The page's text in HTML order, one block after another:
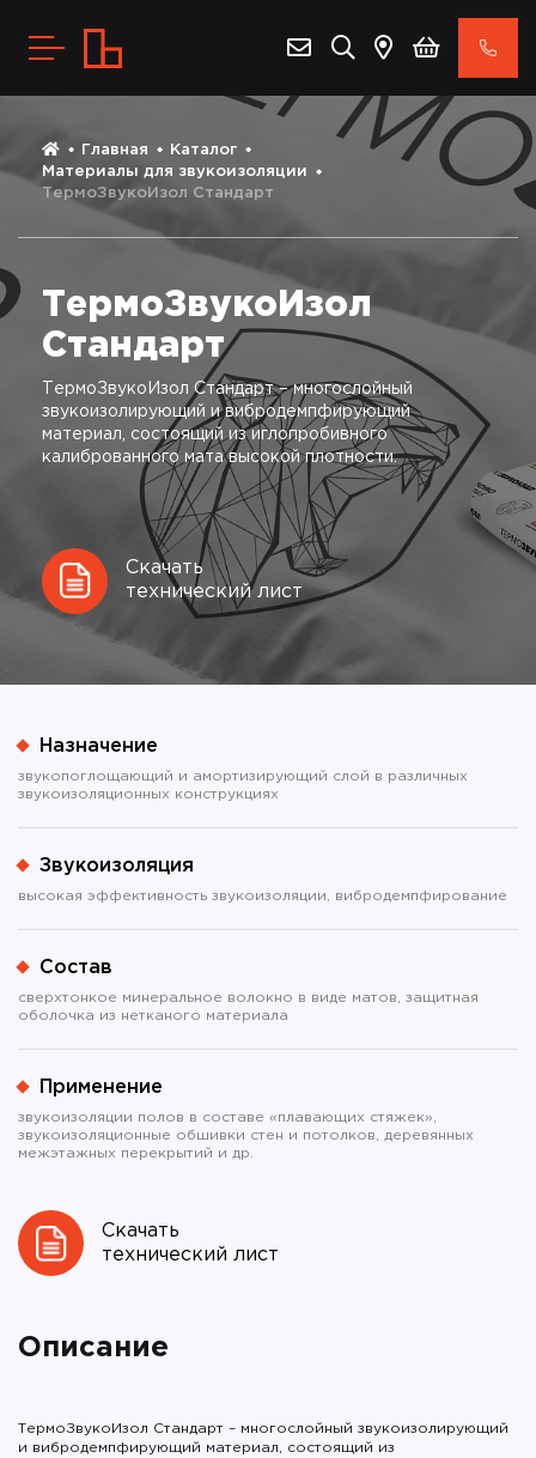
Главная
Каталог
Материалы для звукоизоляции
ТермоЗвукоИзол Стандарт
ТермоЗвукоИзол
Стандарт
ТермоЗвукоИзол Стандарт – многослойный
звукоизолирующий и вибродемпфирующий
материал, состоящий из иглопробивного
калиброванного мата высокой плотности.
Скачать
технический лист
Назначение
звукопоглощающий и амортизирующий слой в различных
звукоизоляционных конструкциях
Звукоизоляция
высокая эффективность звукоизоляции, вибродемпфирование
Состав
сверхтонкое минеральное волокно в виде матов, защитная
оболочка из нетканого материала
Применение
звукоизоляции полов в составе «плавающих стяжек»,
звукоизоляционные обшивки стен и потолков, деревянных
межэтажных перекрытий и др.
Скачать
технический лист
Описание
ТермоЗвукоИзол Стандарт – многослойный звукоизолирующий
и вибродемпфирующий материал, состоящий из